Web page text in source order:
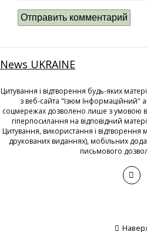
News UKRAINE
Цитування і відтворення будь-яких
з веб-сайта "Ізюм Інформаційний"
соцмережах дозволено лише з умовою
гіперпосилання на відповідний
Цитування, використання і відтворення
друкованих виданнях), мобільних
письмового